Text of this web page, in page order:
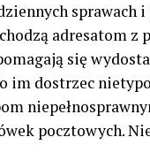
sprawach
adresatom z
się
im dostrzec
pocztowych.